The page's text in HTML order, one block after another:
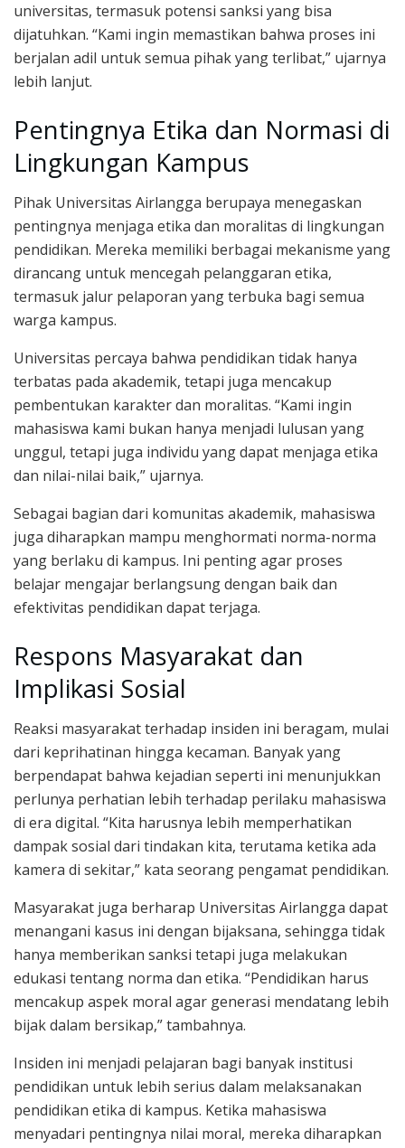
universitas, termasuk potensi sanksi yang bisa
dijatuhkan. “Kami ingin memastikan bahwa proses ini
berjalan adil untuk semua pihak yang terlibat,” ujarnya
lebih lanjut.
Pentingnya Etika dan Normasi di
Lingkungan Kampus
Pihak Universitas Airlangga berupaya menegaskan
pentingnya menjaga etika dan moralitas di lingkungan
pendidikan. Mereka memiliki berbagai mekanisme yang
dirancang untuk mencegah pelanggaran etika,
termasuk jalur pelaporan yang terbuka bagi semua
warga kampus.
Universitas percaya bahwa pendidikan tidak hanya
terbatas pada akademik, tetapi juga mencakup
pembentukan karakter dan moralitas. “Kami ingin
mahasiswa kami bukan hanya menjadi lulusan yang
unggul, tetapi juga individu yang dapat menjaga etika
dan nilai-nilai baik,” ujarnya.
Sebagai bagian dari komunitas akademik, mahasiswa
juga diharapkan mampu menghormati norma-norma
yang berlaku di kampus. Ini penting agar proses
belajar mengajar berlangsung dengan baik dan
efektivitas pendidikan dapat terjaga.
Respons Masyarakat dan
Implikasi Sosial
Reaksi masyarakat terhadap insiden ini beragam, mulai
dari keprihatinan hingga kecaman. Banyak yang
berpendapat bahwa kejadian seperti ini menunjukkan
perlunya perhatian lebih terhadap perilaku mahasiswa
di era digital. “Kita harusnya lebih memperhatikan
dampak sosial dari tindakan kita, terutama ketika ada
kamera di sekitar,” kata seorang pengamat pendidikan.
Masyarakat juga berharap Universitas Airlangga dapat
menangani kasus ini dengan bijaksana, sehingga tidak
hanya memberikan sanksi tetapi juga melakukan
edukasi tentang norma dan etika. “Pendidikan harus
mencakup aspek moral agar generasi mendatang lebih
bijak dalam bersikap,” tambahnya.
Insiden ini menjadi pelajaran bagi banyak institusi
pendidikan untuk lebih serius dalam melaksanakan
pendidikan etika di kampus. Ketika mahasiswa
menyadari pentingnya nilai moral, mereka diharapkan